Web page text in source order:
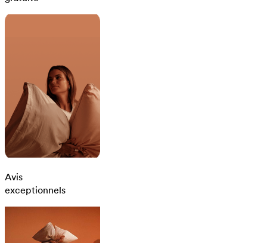
Avis
exceptionnels